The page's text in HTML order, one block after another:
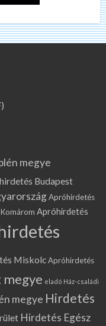
megye
Budapest
Apróhirdetés
Apróhirdetés
MiskolcApróhirdetés
eladó Ház-családi
megye Hirdetés
Hirdetés Egész